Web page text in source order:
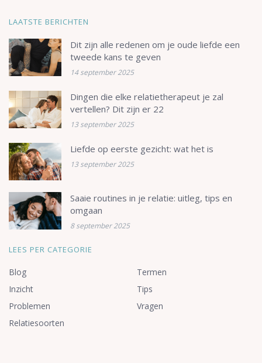
LAATSTE BERICHTEN
Dit zijn alle redenen om je oude liefde een
tweede kans te geven
14 september 2025
Dingen die elke relatietherapeut je zal
vertellen? Dit zijn er 22
13 september 2025
Liefde op eerste gezicht: wat het is
13 september 2025
Saaie routines in je relatie: uitleg, tips en
omgaan
8 september 2025
LEES PER CATEGORIE
Blog
Inzicht
Problemen
Relatiesoorten
Termen
Tips
Vragen